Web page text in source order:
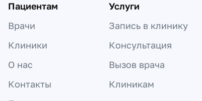
Пациентам
Врачи
Клиники
О нас
Контакты
Услуги
Запись в клинику
Консультация
Вызов врача
Клиникам